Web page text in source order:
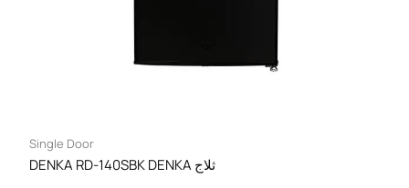
Single Door
DENKA RD-140SBK DENKA ثلاج